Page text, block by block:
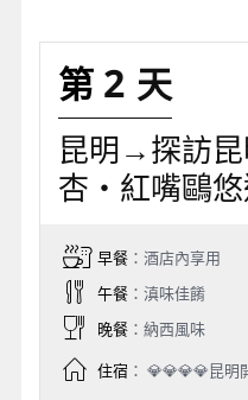
2
昆明→探訪
杏・紅嘴鷗
早餐：酒店內享用
午餐：滇味佳餚
晚餐：納西風味
住宿： 💎💎💎💎昆明